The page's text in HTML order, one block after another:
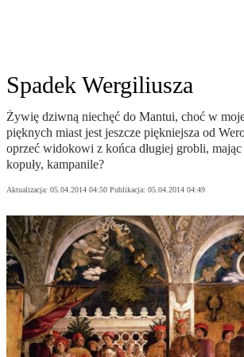
Spadek Wergiliusza
Żywię dziwną niechęć do Mantui, choć w
pięknych miast jest jeszcze piękniejsza od
oprzeć widokowi z końca długiej grobli, mając
kopuły, kampanile?
Aktualizacja: 05.04.2014 04:50 Publikacja: 05.04.2014 04:49